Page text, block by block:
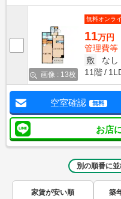
画像 : 13枚
無料オンラ
11万円
管理費等
敷
なし
11階
空室確認 無料
お店
別の順番に
家賃が安い順 築